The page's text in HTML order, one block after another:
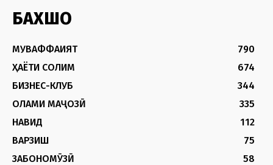
БАХШҲО
МУВАФФАҚИЯТ
790
ҲАЁТИ СОЛИМ
674
БИЗНЕС-КЛУБ
344
ОЛАМИ МАҶОЗӢ
335
НАВИД
112
ВАРЗИШ
75
ЗАБОНОМӮЗӢ
58